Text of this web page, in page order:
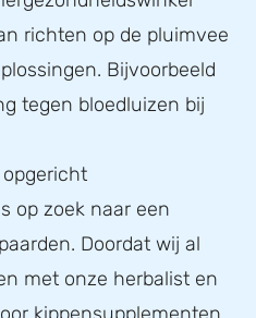
richten op de pluimvee
Bijvoorbeeld
tegen bloedluizen bij
opgericht
op zoek naar een
Doordat wij al
met onze herbalist en